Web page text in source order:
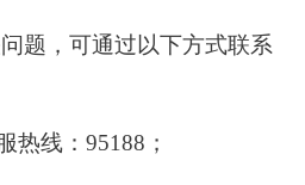
，可通过以下方式联系
线：95188；